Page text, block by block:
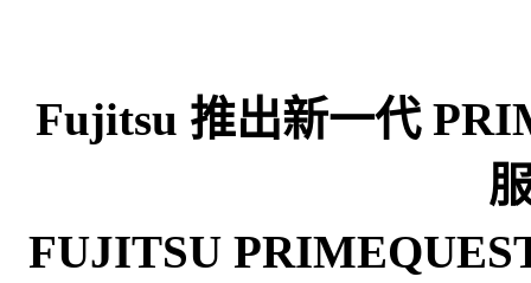
Fujitsu 推出新一代
FUJITSU